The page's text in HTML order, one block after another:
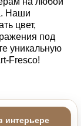
Наши
цвет,
под
уникальную
интерьере